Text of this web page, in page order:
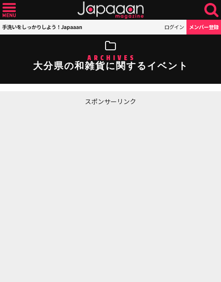
手洗いをしっかりしよう！Japaaan ログイン メンバー登録
ARCHIVES
大分県の和雑貨に関するイベント
スポンサーリンク